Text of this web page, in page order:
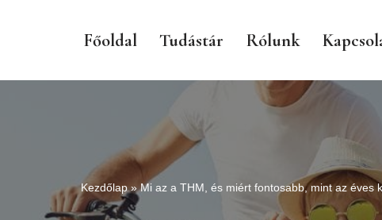
Főoldal Tudástár Rólunk
Kezdőlap»Mi az a THM, és miért fontosabb, mint az éves